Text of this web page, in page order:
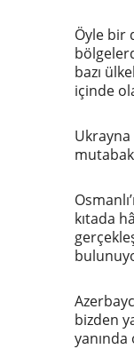
Öyle bir
bazı
içinde
kıtada
bizden
yanında